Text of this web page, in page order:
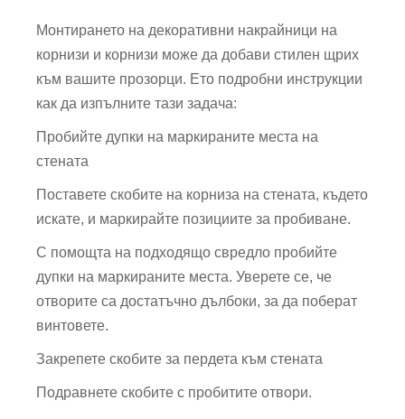
Монтирането на декоративни накрайници на
корнизи и корнизи може да добави стилен щрих
към вашите прозорци. Ето подробни инструкции
как да изпълните тази задача:
Пробийте дупки на маркираните места на
стената
Поставете скобите на корниза на стената, където
искате, и маркирайте позициите за пробиване.
С помощта на подходящо свредло пробийте
дупки на маркираните места. Уверете се, че
отворите са достатъчно дълбоки, за да поберат
винтовете.
Закрепете скобите за пердета към стената
Подравнете скобите с пробитите отвори.